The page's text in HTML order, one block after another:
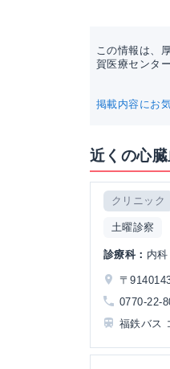
この情報は、
賀医療センタ
掲載内容にお
近くの心
クリニック
土曜診察
診療科： 内
〒
0770-22-
福鉄バス